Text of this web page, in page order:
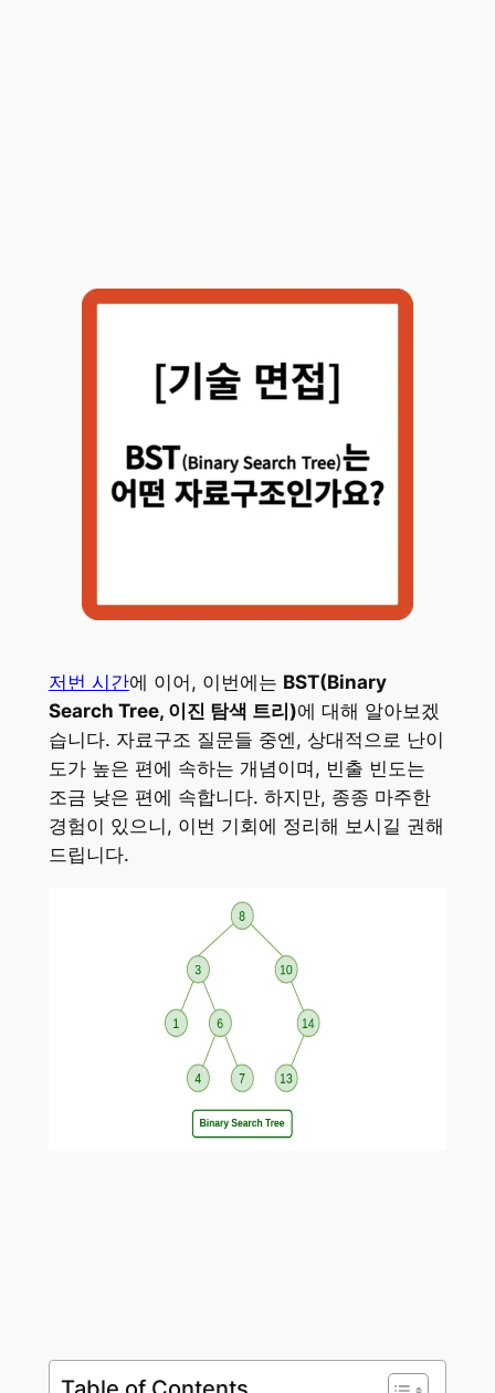
저번 시간에 이어, 이번에는 BST(Binary
Search Tree, 이진 탐색 트리)에 대해 알아보겠
습니다. 자료구조 질문들 중엔, 상대적으로 난이
도가 높은 편에 속하는 개념이며, 빈출 빈도는
조금 낮은 편에 속합니다. 하지만, 종종 마주한
경험이 있으니, 이번 기회에 정리해 보시길 권해
드립니다.